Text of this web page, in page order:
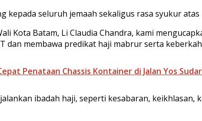
kepada seluruh jemaah sekaligus rasa syukur
Kota Batam, Li Claudia Chandra, kami
dan membawa predikat haji mabrur serta
Penataan Chassis Kontainer di Jalan Yos
ibadah haji, seperti kesabaran,